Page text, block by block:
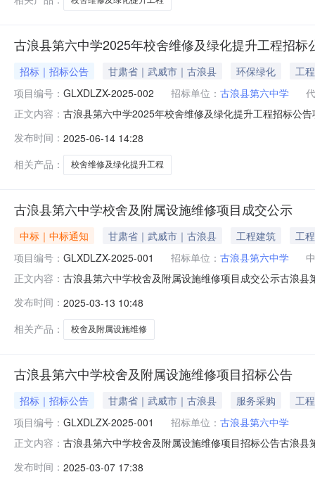
古浪县第六中学2025年校舍维修及绿化提升工程招标
招标｜招标公告 甘肃省｜武威市｜古浪县 环保绿化
工程
项目编号： GLXDLZX-2025-002 招标单位： 古浪县第六中学
正文内容： 古浪县第六中学2025年校舍维修及绿化提升工程招标公
报名截止时间2025-06-1617:30:00竞价开始时间2025-
发布时间： 2025-06-14 14:28
相关产品：
校舍维修及绿化提升工程
古浪县第六中学校舍及附属设施维修项目成交公示
中标｜中标通知 甘肃省｜武威市｜古浪县 工程建筑
工程
项目编号： GLXDLZX-2025-001 招标单位： 古浪县第六中学
正文内容： 古浪县第六中学校舍及附属设施维修项目成交公示古浪
交价格1古浪县第六中学校舍及附属设施维修项目001工
发布时间： 2025-03-13 10:48
相关产品：
校舍及附属设施维修
古浪县第六中学校舍及附属设施维修项目招标公告
招标｜招标公告 甘肃省｜武威市｜古浪县 服务采购
工程
项目编号： GLXDLZX-2025-001 招标单位： 古浪县第六中学
正文内容： 古浪县第六中学校舍及附属设施维修项目招标公告古浪
（报名）开始时间2025-03-0717:30:00报名截止时间
发布时间： 2025-03-07 17:38